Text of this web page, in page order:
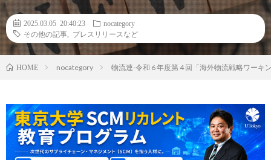
2025.03.05 20:40:23
nocategory
その他の記事
プレスリリースなど
HOME nocategory 物流連-令和 6 年度第 4 回「海外物流戦略ワーキ